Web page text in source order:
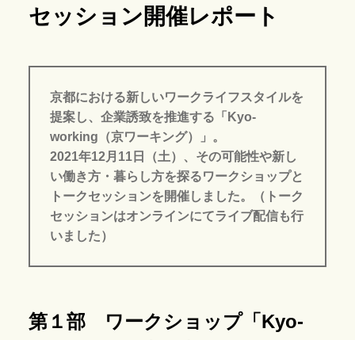
セッション開催レポート
京都における新しいワークライフスタイルを
提案し、企業誘致を推進する「Kyo-
working（京ワーキング）」。
2021年12月11日（土）、その可能性や新し
い働き方・暮らし方を探るワークショップと
トークセッションを開催しました。（トーク
セッションはオンラインにてライブ配信も行
いました）
第１部 ワークショップ「Kyo-